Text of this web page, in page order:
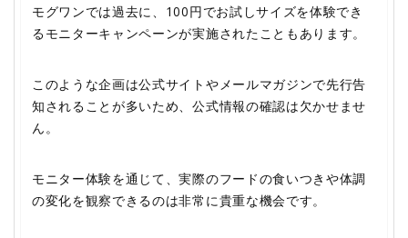
モグワンでは過去に、100円でお試しサイズを体験でき
るモニターキャンペーンが実施されたこともあります。
このような企画は公式サイトやメールマガジンで先行告
知されることが多いため、公式情報の確認は欠かせませ
ん。
モニター体験を通じて、実際のフードの食いつきや体調
の変化を観察できるのは非常に貴重な機会です。